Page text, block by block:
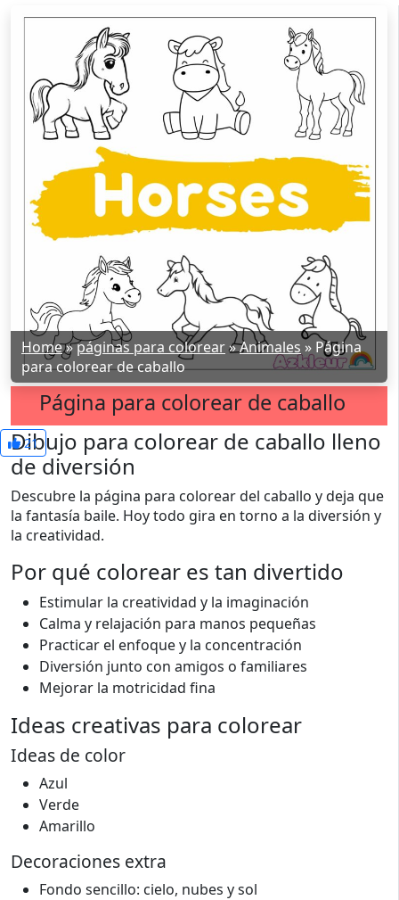
Home»páginas para colorear»Animales » Página
para colorear de caballo
Página para colorear de caballo
21
Dibujo para colorear de caballo lleno
de diversión
Descubre la página para colorear del caballo y deja que
la fantasía baile. Hoy todo gira en torno a la diversión y
la creatividad.
Por qué colorear es tan divertido
Estimular la creatividad y la imaginación
Calma y relajación para manos pequeñas
Practicar el enfoque y la concentración
Diversión junto con amigos o familiares
Mejorar la motricidad fina
Ideas creativas para colorear
Ideas de color
Azul
Verde
Amarillo
Decoraciones extra
Fondo sencillo: cielo, nubes y sol